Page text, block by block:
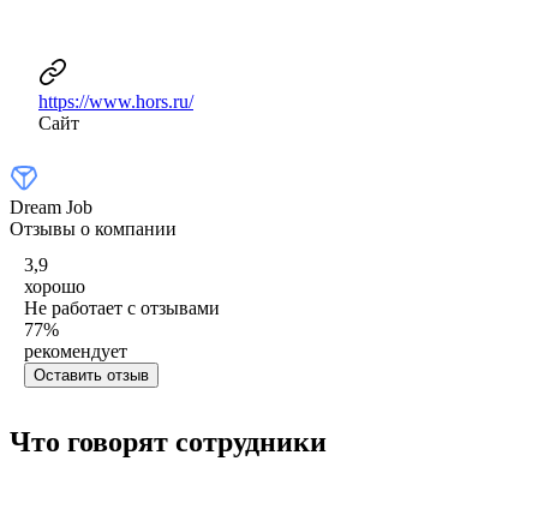
https://www.hors.ru/
Сайт
Dream Job
Отзывы о компании
3,9
хорошо
Не работает с отзывами
77%
рекомендует
Оставить отзыв
Что говорят сотрудники